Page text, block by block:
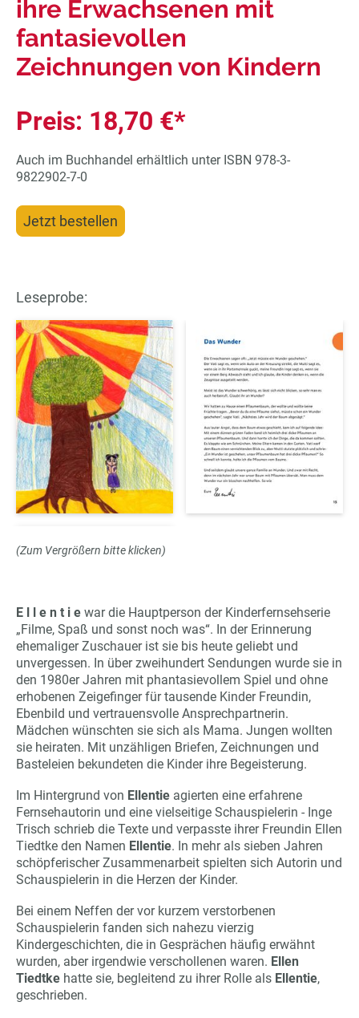
ihre Erwachsenen mit
fantasievollen
Zeichnungen von Kindern
Preis: 18,70 €*
Auch im Buchhandel erhältlich unter ISBN 978-3-
9822902-7-0
Jetzt bestellen
Leseprobe:
(Zum Vergrößern bitte klicken)
E l l e n t i e war die Hauptperson der Kinderfernsehserie
„Filme, Spaß und sonst noch was“. In der Erinnerung
ehemaliger Zuschauer ist sie bis heute geliebt und
unvergessen. In über zweihundert Sendungen wurde sie in
den 1980er Jahren mit phantasievollem Spiel und ohne
erhobenen Zeigefinger für tausende Kinder Freundin,
Ebenbild und vertrauensvolle Ansprechpartnerin.
Mädchen wünschten sie sich als Mama. Jungen wollten
sie heiraten. Mit unzähligen Briefen, Zeichnungen und
Basteleien bekundeten die Kinder ihre Begeisterung.
Im Hintergrund von Ellentie agierten eine erfahrene
Fernsehautorin und eine vielseitige Schauspielerin - Inge
Trisch schrieb die Texte und verpasste ihrer Freundin Ellen
Tiedtke den Namen Ellentie. In mehr als sieben Jahren
schöpferischer Zusammenarbeit spielten sich Autorin und
Schauspielerin in die Herzen der Kinder.
Bei einem Neffen der vor kurzem verstorbenen
Schauspielerin fanden sich nahezu vierzig
Kindergeschichten, die in Gesprächen häufig erwähnt
wurden, aber irgendwie verschollenen waren. Ellen
Tiedtke hatte sie, begleitend zu ihrer Rolle als Ellentie,
geschrieben.